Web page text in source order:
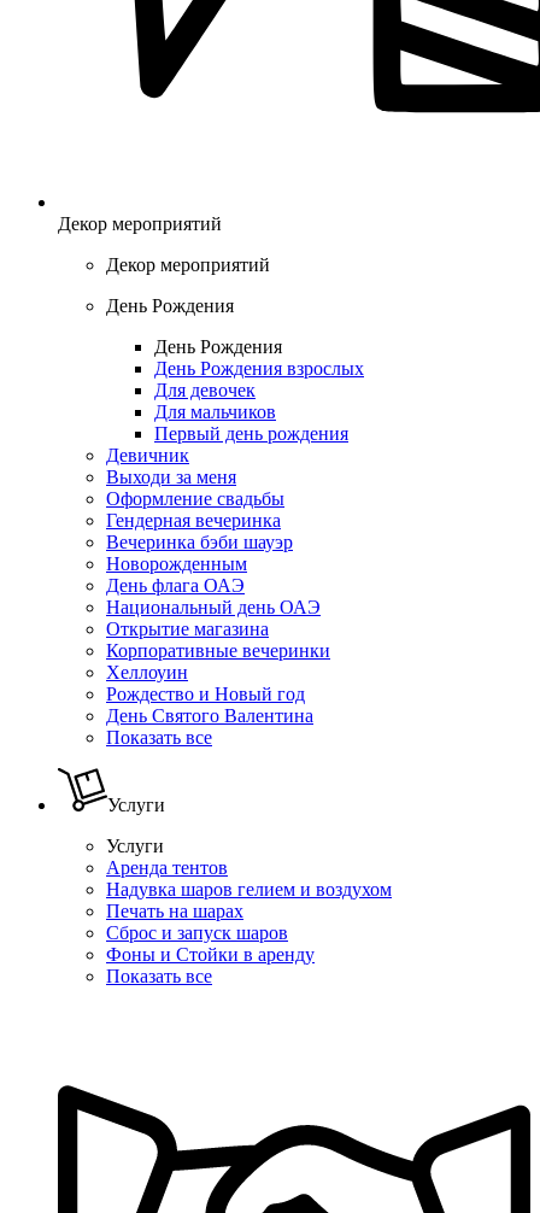
Декор мероприятий
Декор мероприятий
День Рождения
День Рождения
День Рождения взрослых
Для девочек
Для мальчиков
Первый день рождения
Девичник
Выходи за меня
Оформление свадьбы
Гендерная вечеринка
Вечеринка бэби шауэр
Новорожденным
День флага ОАЭ
Национальный день ОАЭ
Открытие магазина
Корпоративные вечеринки
Хеллоуин
Рождество и Новый год
День Святого Валентина
Показать все
Услуги
Услуги
Аренда тентов
Надувка шаров гелием и воздухом
Печать на шарах
Сброс и запуск шаров
Фоны и Стойки в аренду
Показать все